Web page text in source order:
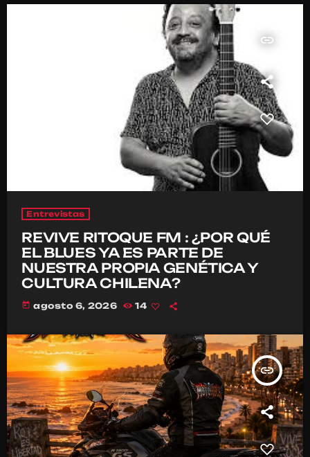
insert_link
Entrevistas
REVIVE RITOQUE FM : ¿POR QUÉ
EL BLUES YA ES PARTE DE
NUESTRA PROPIA GENÉTICA Y
CULTURA CHILENA?
today agosto 6, 2026 14
insert_link